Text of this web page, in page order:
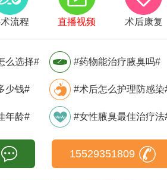
流程 直播视频 术后康复
么选择# #药物能治疗腋臭吗#
少钱# #术后怎么护理防感染
年龄# #女性腋臭最佳治疗法
15529351809